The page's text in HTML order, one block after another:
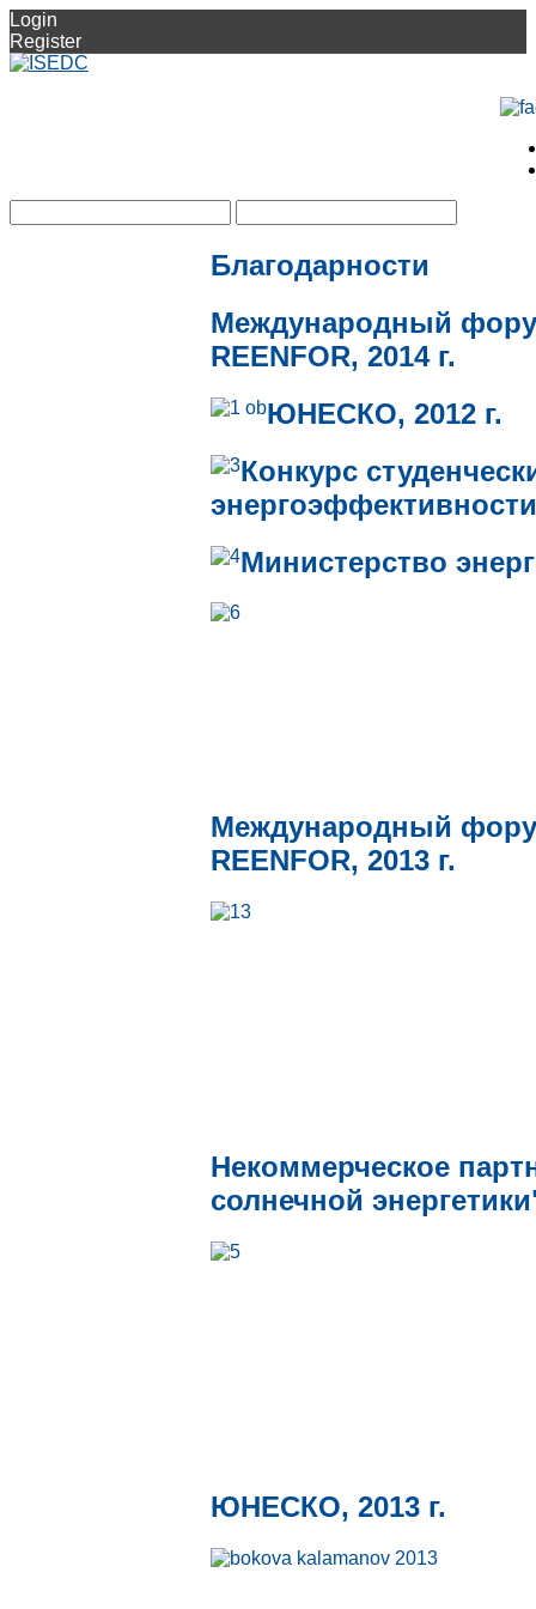
Login
Register
Благодарности
Международный
REENFOR, 2014 г.
ЮНЕСКО, 2012 г.
Конкурс
Министерство
Международный
REENFOR, 2013 г.
Некоммерческое
солнечной
ЮНЕСКО, 2013 г.